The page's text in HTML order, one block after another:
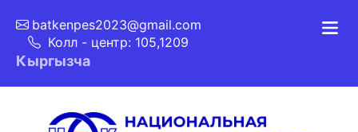
batkenpes2023@gmail.com
Колл - центр: 105,1209
Кыргызча